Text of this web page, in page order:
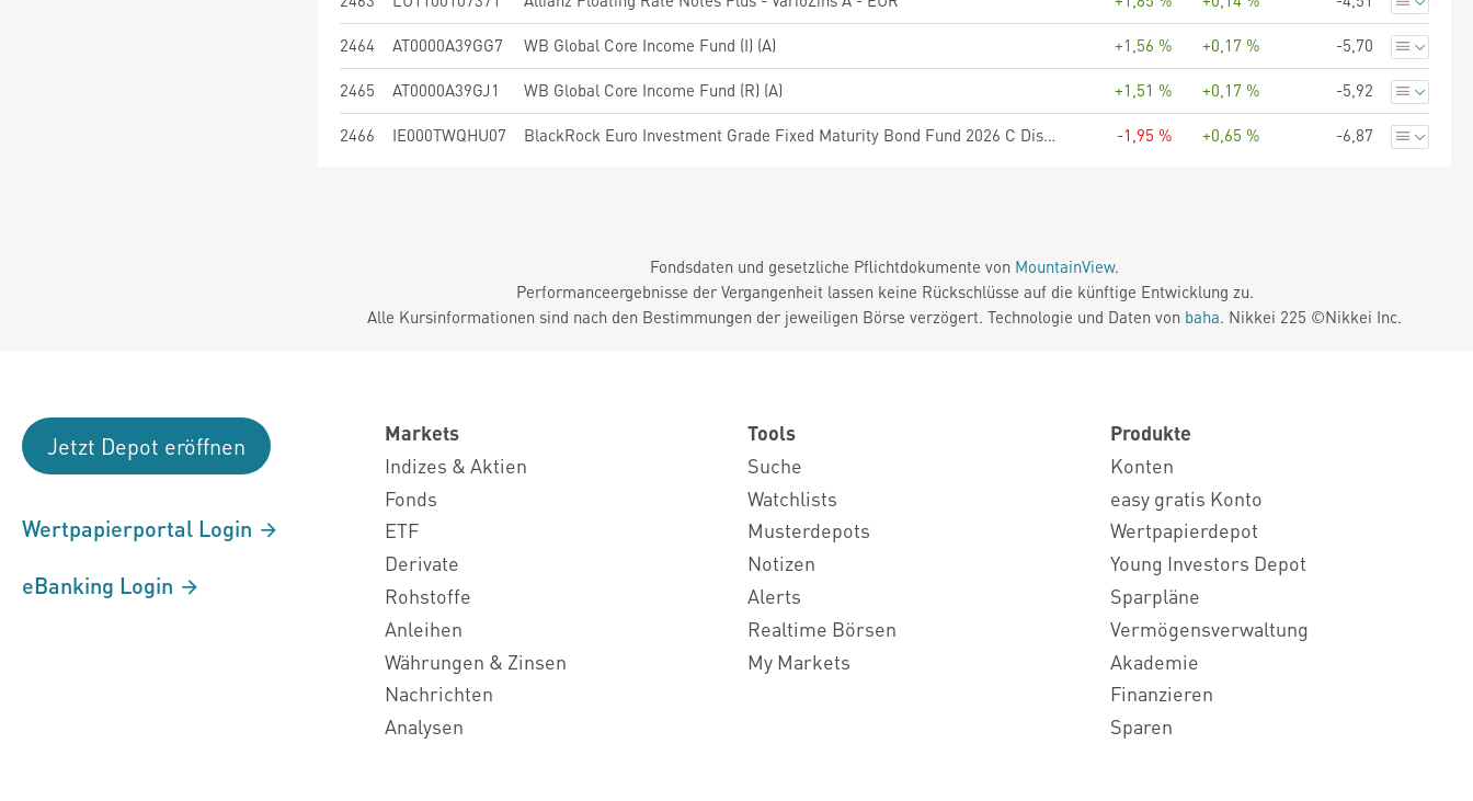
2464 AT0000A39GG7 WB Global Core Income Fund (I) (A) +1,56 % +0,17 % -5,70
2465 AT0000A39GJ1 WB Global Core Income Fund (R) (A) +1,51 % +0,17 % -5,92
2466 IE000TWQHU07 BlackRock Euro Investment Grade Fixed Maturity Bond Fund 2026 C Dist Hedged Dist CHF -1,95 % +0,65 % -6,87
Fondsdaten und gesetzliche Pflichtdokumente von MountainView.
Performanceergebnisse der Vergangenheit lassen keine Rückschlüsse auf die künftige Entwicklung zu.
Alle Kursinformationen sind nach den Bestimmungen der jeweiligen Börse verzögert. Technologie und Daten von baha. Nikkei 225 ©Nikkei Inc.
Jetzt Depot eröffnen
Wertpapierportal Login
eBanking Login
Markets
Indizes & Aktien
Fonds
ETF
Derivate
Rohstoffe
Anleihen
Währungen & Zinsen
Nachrichten
Analysen
Tools
Suche
Watchlists
Musterdepots
Notizen
Alerts
Realtime Börsen
My Markets
Produkte
Konten
easy gratis Konto
Wertpapierdepot
Young Investors Depot
Sparpläne
Vermögensverwaltung
Akademie
Finanzieren
Sparen